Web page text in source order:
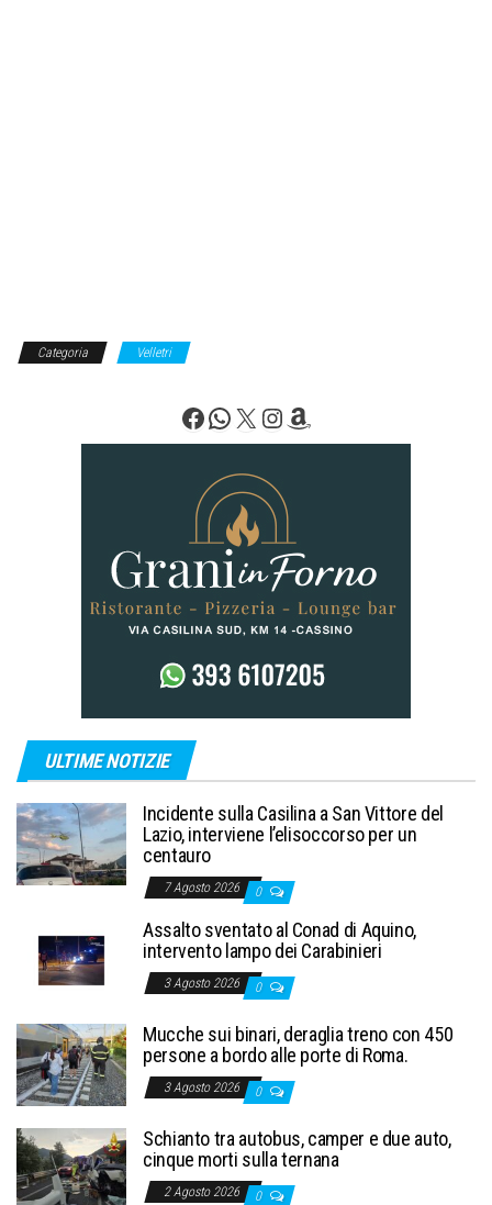
Categoria Velletri
Facebook
WhatsApp
X Instagram
Amazon
ULTIME NOTIZIE
Incidente sulla Casilina a San Vittore del
Lazio, interviene l’elisoccorso per un
centauro
7 Agosto 2026 0
Assalto sventato al Conad di Aquino,
intervento lampo dei Carabinieri
3 Agosto 2026 0
Mucche sui binari, deraglia treno con 450
persone a bordo alle porte di Roma.
3 Agosto 2026 0
Schianto tra autobus, camper e due auto,
cinque morti sulla ternana
2 Agosto 2026 0